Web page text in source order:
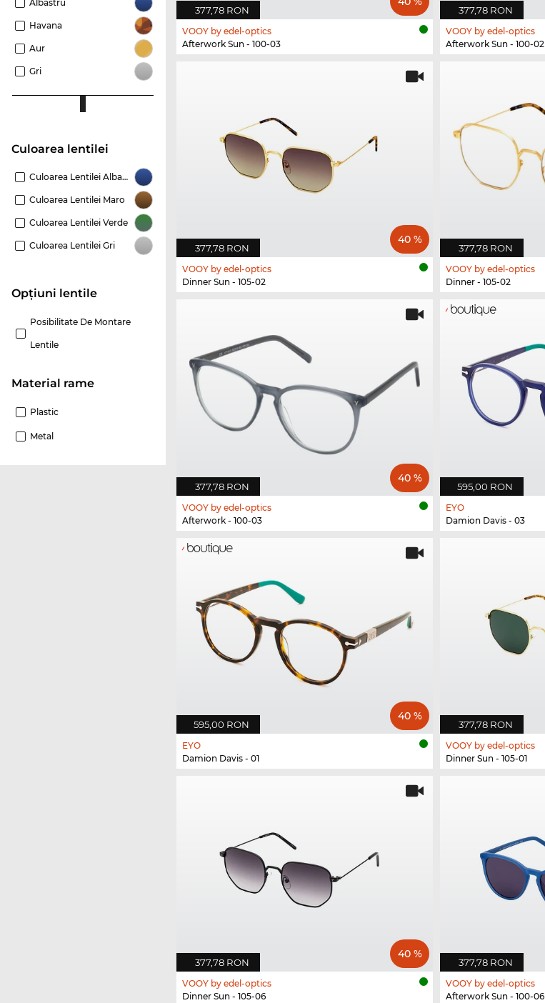
Albastru
Havana
Aur
Gri
Culoarea lentilei
Culoarea Lentilei Albastru
Culoarea Lentilei Maro
Culoarea Lentilei Verde
Culoarea Lentilei Gri
Opțiuni lentile
Posibilitate De Montare
Lentile
Material rame
Plastic
Metal
377,78 RON
VOOY by edel-optics
Afterwork Sun - 100-03
377,78 RON
VOOY by edel-optics
Afterwork Sun - 100-02
377,78 RON
40 %
VOOY by edel-optics
Dinner Sun - 105-02
377,78 RON
VOOY by edel-optics
Dinner - 105-02
377,78 RON
40 %
VOOY by edel-optics
Afterwork - 100-03
595,00 RON
EYO
Damion Davis - 03
595,00 RON
40 %
EYO
Damion Davis - 01
377,78 RON
VOOY by edel-optics
Dinner Sun - 105-01
377,78 RON
40 %
VOOY by edel-optics
Dinner Sun - 105-06
377,78 RON
VOOY by edel-optics
Afterwork Sun - 100-06